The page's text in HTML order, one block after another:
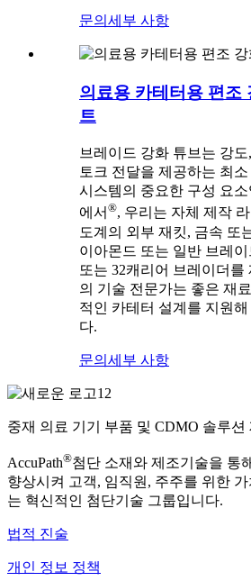
문의 세부 사항
의료용 카테터용 편조
트
브레이드 강화 튜브는 강
토크 전달을 제공하는 최
시스템의 중요한 구성 요
에서 ®, 우리는 자체 제작
도계의 외부 재킷, 금속 또
이아몬드 또는 일반 브레이
또는 32캐리어 브레이더를
의 기술 전문가는 좋은 재
적인 카테터 설계를 지원해
다.
문의 세부 사항
중재 의료 기기 부품 및 CDMO 솔루션
AccuPath®첨단 소재와 제조기술을 통
향상시켜 고객, 임직원, 주주를 위한
는 혁신적인 첨단기술 그룹입니다.
법적 진술
개인 정보 정책